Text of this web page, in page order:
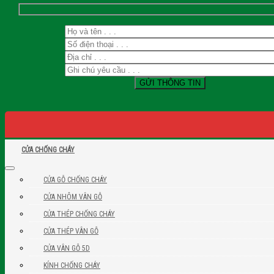
CỬA CHỐNG CHÁY
CỬA GỖ CHỐNG CHÁY
CỬA NHÔM VÂN GỖ
CỬA THÉP CHỐNG CHÁY
CỬA THÉP VÂN GỖ
CỬA VÂN GỖ 5D
KÍNH CHỐNG CHÁY